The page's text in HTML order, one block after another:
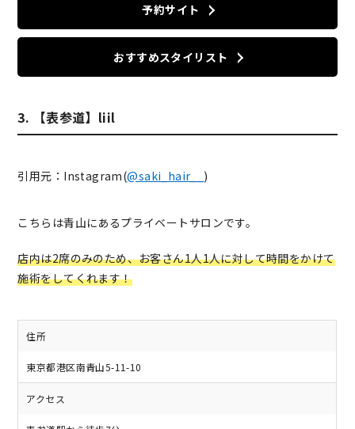
予約サイト
おすすめスタイリスト
3. 【表参道】liil
引用元：Instagram(@saki_hair__ )
こちらは青山にあるプライベートサロンです。
店内は2席のみのため、お客さん1人1人に対して時間をかけて
施術をしてくれます！
住所
東京都港区南青山5-11-10
アクセス